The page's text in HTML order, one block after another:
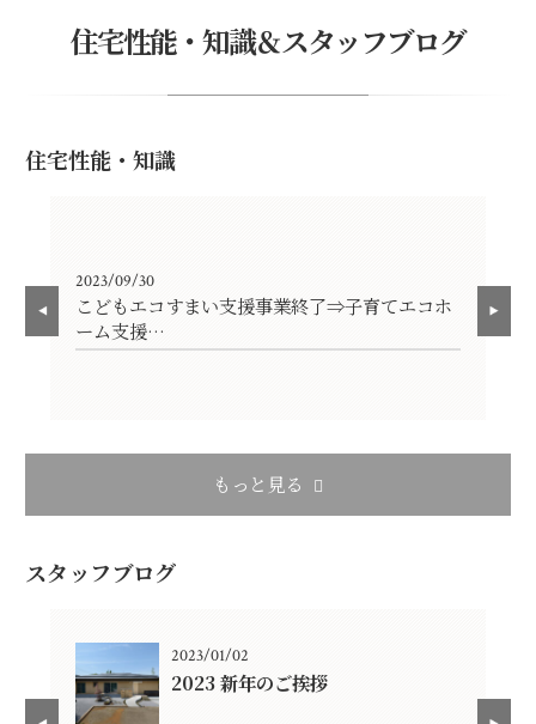
住宅性能・知識＆スタッフブログ
住宅性能・知識
2023/09/30
こどもエコすまい支援事業終了⇒子育てエコホ
ーム支援…
もっと見る
スタッフブログ
2023/01/02
2023 新年のご挨拶